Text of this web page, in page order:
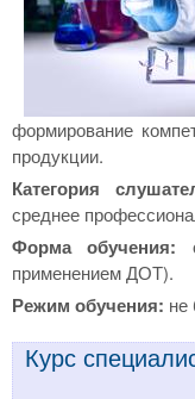
формирование
продукции.
Категория
среднее
Форма обучения:
применением ДОТ).
Режим обучения: не
Курс